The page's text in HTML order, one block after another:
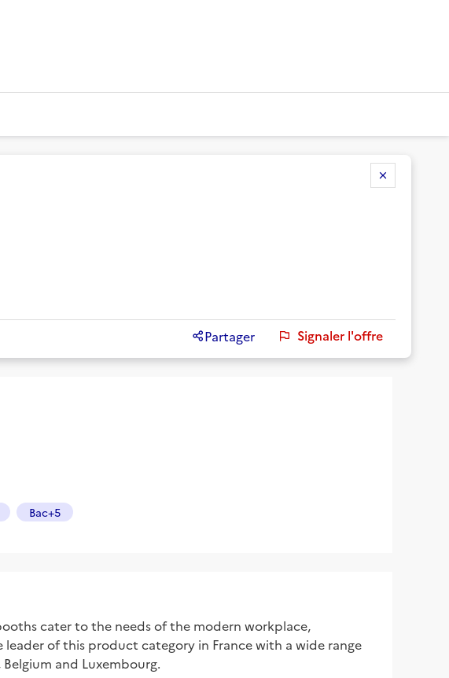
Partager Signaler l'offre
Bac+5
cater to the needs of the modern workplace,
of this product category in France with a wide range
and Luxembourg.